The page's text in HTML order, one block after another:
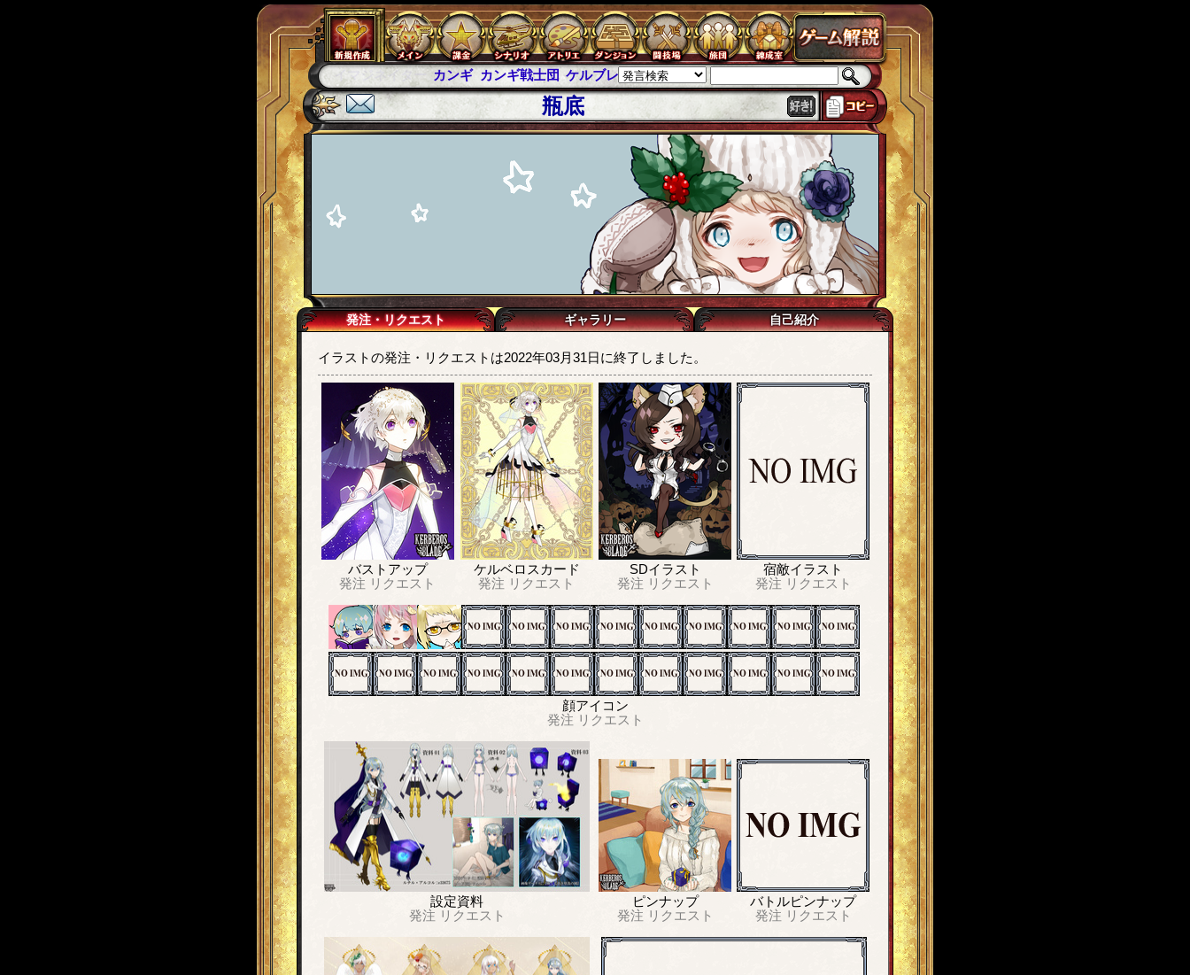
カンギ カンギ戦士団 ケルブレ ケルベロスブレイド スパイラス チェインパラドクス ローカスト 城ヶ島
瓶底
発注・リクエスト ギャラリー 自己紹介
イラストの発注・リクエストは2022年03月31日に終了しました。
バストアップ
発注 リクエスト
ケルベロスカード
発注 リクエスト
SDイラスト
発注 リクエスト
宿敵イラスト
発注 リクエスト
顔アイコン
発注 リクエスト
設定資料
発注 リクエスト
ピンナップ
発注 リクエスト
バトルピンナップ
発注 リクエスト